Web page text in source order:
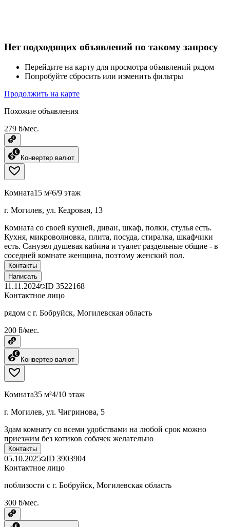
Нет подходящих объявлений по такому запросу
Перейдите на карту для просмотра объявлений рядом
Попробуйте сбросить или изменить фильтры
Продолжить на карте
Похожие объявления
279 ƃ/мес.
Конвертер валют
Комната15 м²6/9 этаж
г. Могилев, ул. Кедровая, 13
Комната со своей кухней, диван, шкаф, полки, стулья есть.
Кухня, микроволновка, плита, посуда, стиралка, шкафчики
есть. Санузел душевая кабина и туалет раздельные общие - в
соседней комнате женщина, поэтому женский пол.
Контакты
Написать
11.11.2024 ID 3522168
Контактное лицо
рядом с г. Бобруйск, Могилевская область
200 ƃ/мес.
Конвертер валют
Комната35 м²4/10 этаж
г. Могилев, ул. Чигринова, 5
Здам комнату со всеми удобствами на любой срок можно
приезжим без котиков собачек желательно
Контакты
05.10.2025 ID 3903904
Контактное лицо
поблизости с г. Бобруйск, Могилевская область
300 ƃ/мес.